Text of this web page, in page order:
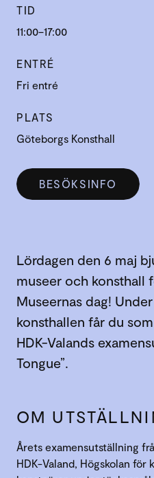
TID
11:00–17:00
ENTRÉ
Fri entré
PLATS
Göteborgs Konsthall
BESÖKSINFO
Lördagen den 6 maj
museer och konsthall
Museernas dag!
konsthallen får du
HDK-Valands
Tongue”.
OM
Årets examensutställning
HDK-Valand, Högskolan